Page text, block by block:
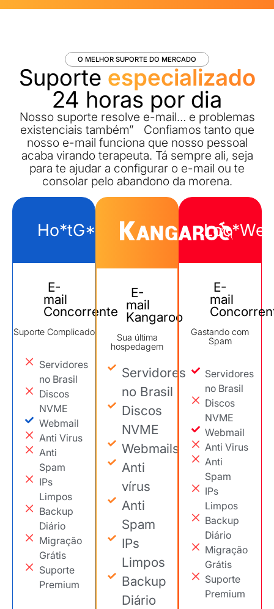
O MELHOR SUPORTE DO MERCADO
Suporte especializado
24 horas por dia
Nosso suporte resolve e-mail… e problemas
existenciais também” Confiamos tanto que
nosso e-mail funciona que nosso pessoal
acaba virando terapeuta. Tá sempre ali, seja
para te ajudar a configurar o e-mail ou te
consolar pelo abandono da morena.
Ho*tG****
E-
mail
Concorrente
Suporte Complicado
Servidores
no Brasil
Discos
NVME
Webmail
Anti Virus
Anti
Spam
IPs
Limpos
Backup
Diário
Migração
Grátis
Suporte
Premium
E-
mail
Kangaroo
Sua última
hospedagem
Servidores
no Brasil
Discos
NVME
Webmails
Anti
vírus
Anti
Spam
IPs
Limpos
Backup
Diário
Loc*We*
E-
mail
Gastando com
Spam
Servidores
no Brasil
Discos
NVME
Webmail
Anti Virus
Anti
Spam
IPs
Limpos
Backup
Diário
Migração
Grátis
Suporte
Premium